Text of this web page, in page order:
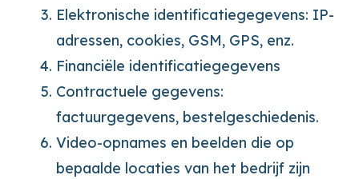
Elektronische identificatiegegevens: IP-
adressen, cookies, GSM, GPS, enz.
Financiële identificatiegegevens
Contractuele gegevens:
factuurgegevens, bestelgeschiedenis.
Video-opnames en beelden die op
bepaalde locaties van het bedrijf zijn